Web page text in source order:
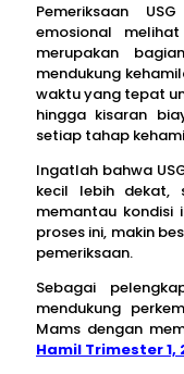
Pemeriksaan
emosional
merupakan
mendukung
waktu yang tepat
hingga kisaran
setiap tahap
Ingatlah bahwa
kecil lebih dekat,
memantau kondisi
proses ini, makin
pemeriksaan.
Sebagai
mendukung
Mams dengan
Hamil Trimester 1,